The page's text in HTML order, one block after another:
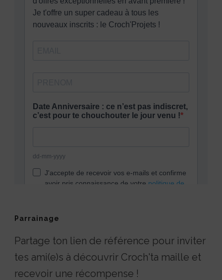
Parrainage
Partage ton lien de référence pour inviter
tes ami(e)s à découvrir Croch'ta maille et
recevoir une récompense !